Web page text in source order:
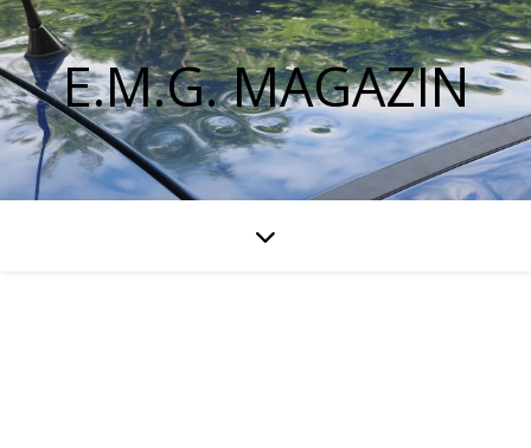
E.M.G. MAGAZIN